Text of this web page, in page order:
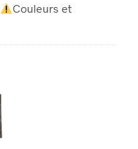
Couleurs et